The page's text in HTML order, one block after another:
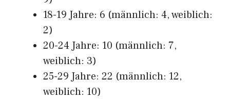
18-19 Jahre: 6 (männlich: 4, weiblich:
2)
20-24 Jahre: 10 (männlich: 7,
weiblich: 3)
25-29 Jahre: 22 (männlich: 12,
weiblich: 10)